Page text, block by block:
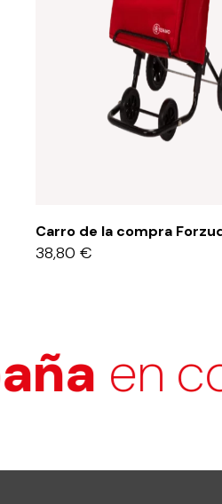
Carro de la compra
38,80 €